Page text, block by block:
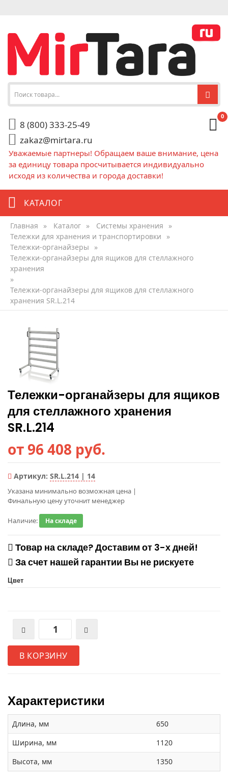
8 (800) 333-25-49
zakaz@mirtara.ru
0
Уважаемые партнеры! Обращаем ваше внимание, цена
за единицу товара просчитывается индивидуально
исходя из количества и города доставки!
КАТАЛОГ
Главная » Каталог » Системы хранения
»
Тележки для хранения и транспортировки
»
Тележки-органайзеры
»
Тележки-органайзеры для ящиков для стеллажного
хранения
»
Тележки-органайзеры для ящиков для стеллажного
хранения SR.L.214
Тележки-органайзеры для ящиков
для стеллажного хранения
SR.L.214
от 96 408 руб.
Артикул: SR.L.214 | 14
Указана минимально возможная цена |
Финальную цену уточнит менеджер
Наличие: На складе
Товар на складе? Доставим от 3-х дней!
За счет нашей гарантии Вы не рискуете
Цвет
В КОРЗИНУ
Характеристики
Длина, мм
650
Ширина, мм
1120
Высота, мм
1350